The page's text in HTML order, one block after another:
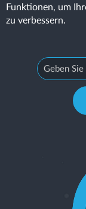
Funktionen, um
zu verbessern.